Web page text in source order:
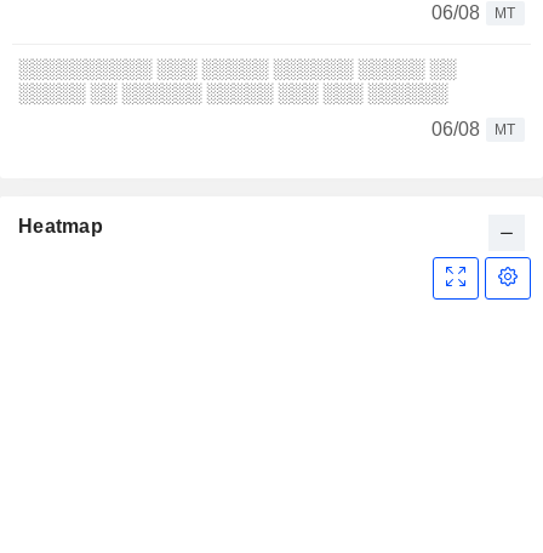
06/08
MT
░░░░░░░░░░ ░░░ ░░░░░ ░░░░░░ ░░░░░ ░░
░░░░░ ░░ ░░░░░░ ░░░░░ ░░░ ░░░ ░░░░░░
06/08
MT
Heatmap